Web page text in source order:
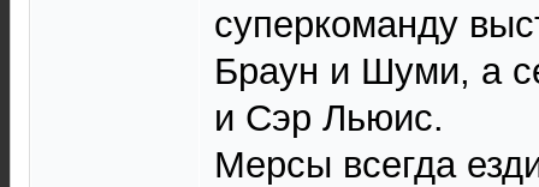
суперкоманду
Браун и Шуми, а
и Сэр Льюис.
Мерсы всегда